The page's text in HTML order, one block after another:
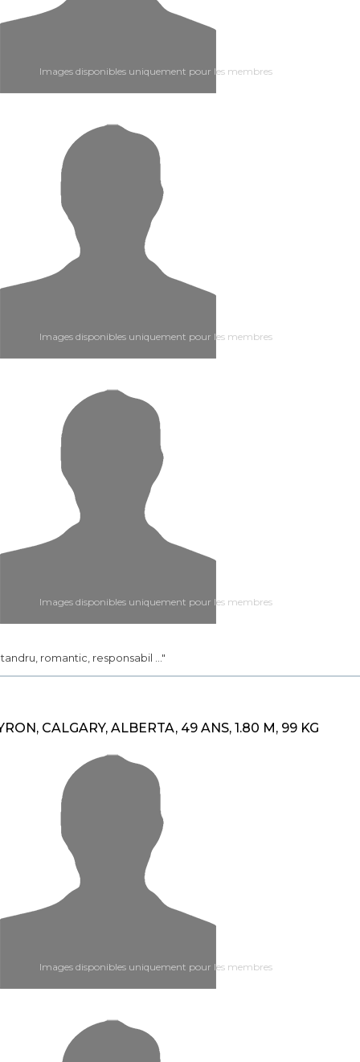
Images disponibles uniquement pour les membres
Images disponibles uniquement pour les membres
Images disponibles uniquement pour les membres
tandru, romantic, responsabil ..."
CALGARY, ALBERTA, 49 ANS, 1.80 M, 99 KG
Images disponibles uniquement pour les membres